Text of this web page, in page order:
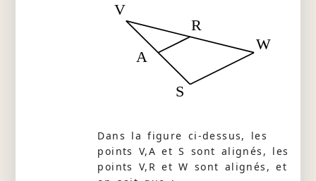
W
V
S
A
R
Dans la figure ci-dessus, les
points V,A et S sont alignés, les
points V,R et W sont alignés, et